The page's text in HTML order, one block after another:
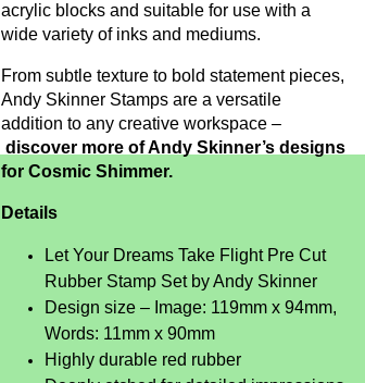
acrylic blocks and suitable for use with a
wide variety of inks and mediums.
From subtle texture to bold statement pieces,
Andy Skinner Stamps are a versatile
addition to any creative workspace –
discover more of Andy Skinner’s designs
for Cosmic Shimmer.
Details
Let Your Dreams Take Flight Pre Cut
Rubber Stamp Set by Andy Skinner
Design size – Image: 119mm x 94mm,
Words: 11mm x 90mm
Highly durable red rubber